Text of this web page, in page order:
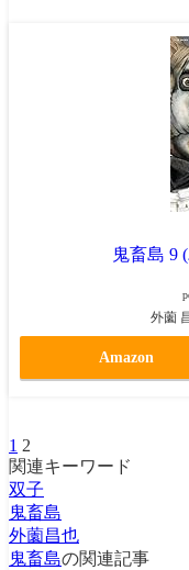
鬼畜島 9
外薗
Amazon
1 2
関連キーワード
双子
鬼畜島
外薗昌也
鬼畜島の関連記事